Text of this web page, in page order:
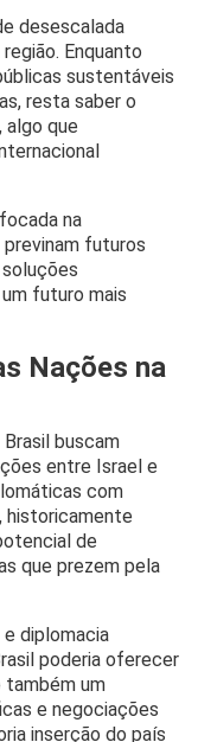
desescalada
Enquanto
sustentáveis
resta saber o
algo que
na
futuros
futuro mais
Nações na
buscam
entre Israel e
com
historicamente
de
que prezem pela
diplomacia
poderia oferecer
também um
e negociações
inserção do país